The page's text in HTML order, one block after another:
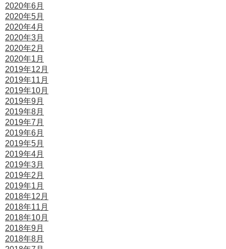
2020年6月
2020年5月
2020年4月
2020年3月
2020年2月
2020年1月
2019年12月
2019年11月
2019年10月
2019年9月
2019年8月
2019年7月
2019年6月
2019年5月
2019年4月
2019年3月
2019年2月
2019年1月
2018年12月
2018年11月
2018年10月
2018年9月
2018年8月